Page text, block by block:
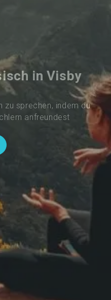
in Visby
zu sprechen, indem du
anfreundest